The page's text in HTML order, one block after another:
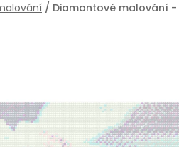
/ Diamantové malování